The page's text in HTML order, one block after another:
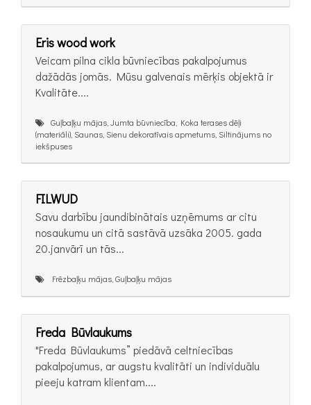
Eris wood work
Veicam pilna cikla būvniecības pakalpojumus
dažādās jomās. Mūsu galvenais mērķis objektā ir
Kvalitāte....
Guļbaļķu mājas, Jumta būvniecība, Koka terases dēļi
(materiāli), Saunas, Sienu dekoratīvais apmetums, Siltinājums no
iekšpuses
FILWUD
Savu darbību jaundibinātais uzņēmums ar citu
nosaukumu un citā sastāvā uzsāka 2005. gada
20.janvārī un tās...
Frēzbaļķu mājas, Guļbaļķu mājas
Freda Būvlaukums
"Freda Būvlaukums” piedāvā celtniecības
pakalpojumus, ar augstu kvalitāti un individuālu
pieeju katram klientam....